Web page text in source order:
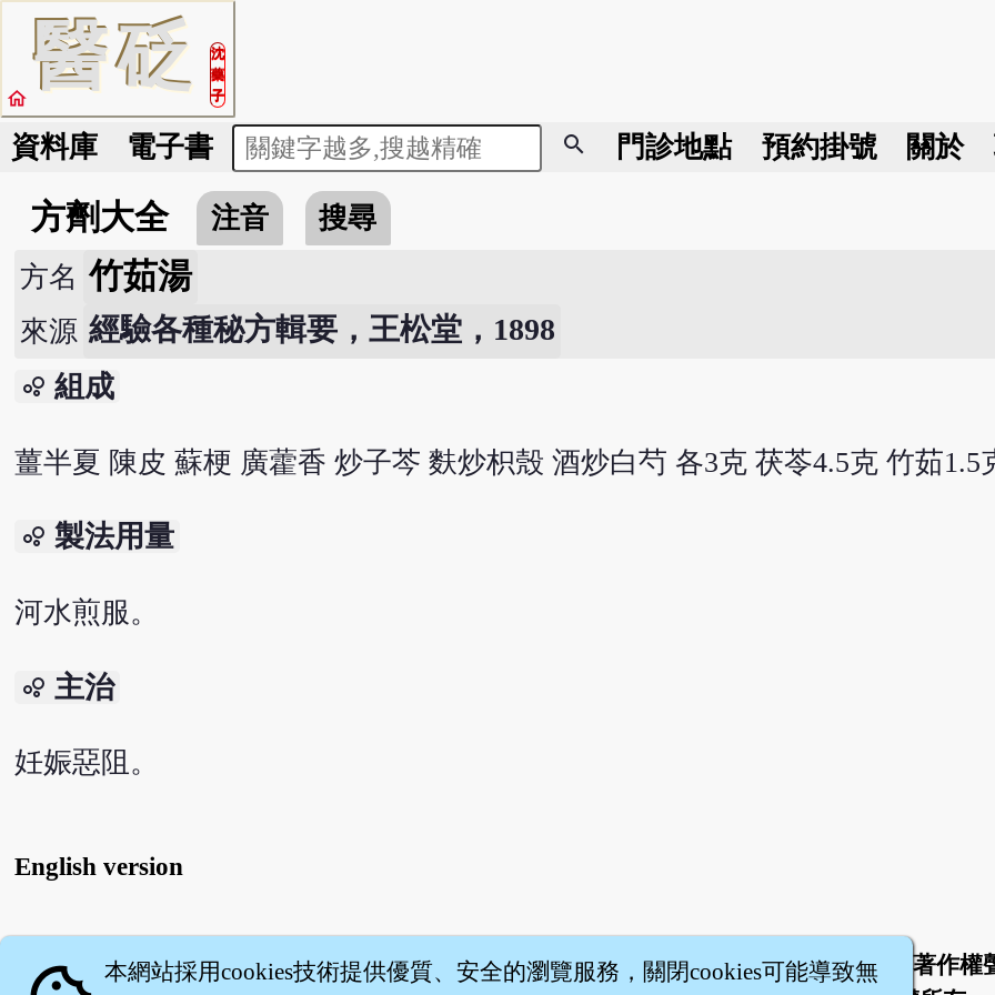
醫砭
沈
藥
子
home
資料庫 電子書 search 門診地點 預約掛號 關於
方劑大全 注音
搜尋
方名 竹茹湯
來源 經驗各種秘方輯要，王松堂，1898
bubble_chart 組成
薑半夏 陳皮 蘇梗 廣藿香 炒子芩 麩炒枳殼 酒炒白芍 各3克 茯苓4.5克 竹茹1.5
bubble_chart 製法用量
河水煎服。
bubble_chart 主治
妊娠惡阻。
English version
關於 | 聯絡我們 服務條款 隱私權條款
著作權
本網站採用cookies技術提供優質、安全的瀏覽服務，關閉cookies可能導致無